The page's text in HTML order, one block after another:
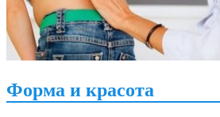
Форма и красота